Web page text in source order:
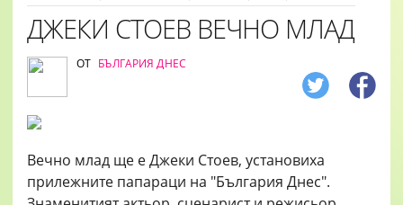
ДЖЕКИ СТОЕВ ВЕЧНО МЛАД
ОТ БЪЛГАРИЯ ДНЕС
Вечно млад ще е Джеки Стоев, установиха
прилежните папараци на "България Днес".